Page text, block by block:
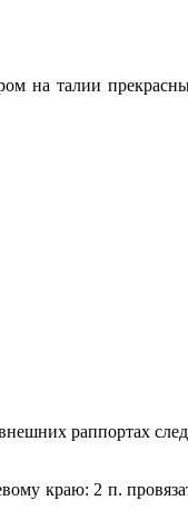
на талии
раппортах
краю: 2 п.